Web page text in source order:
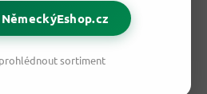
Chci si jen prohlédnout sortiment